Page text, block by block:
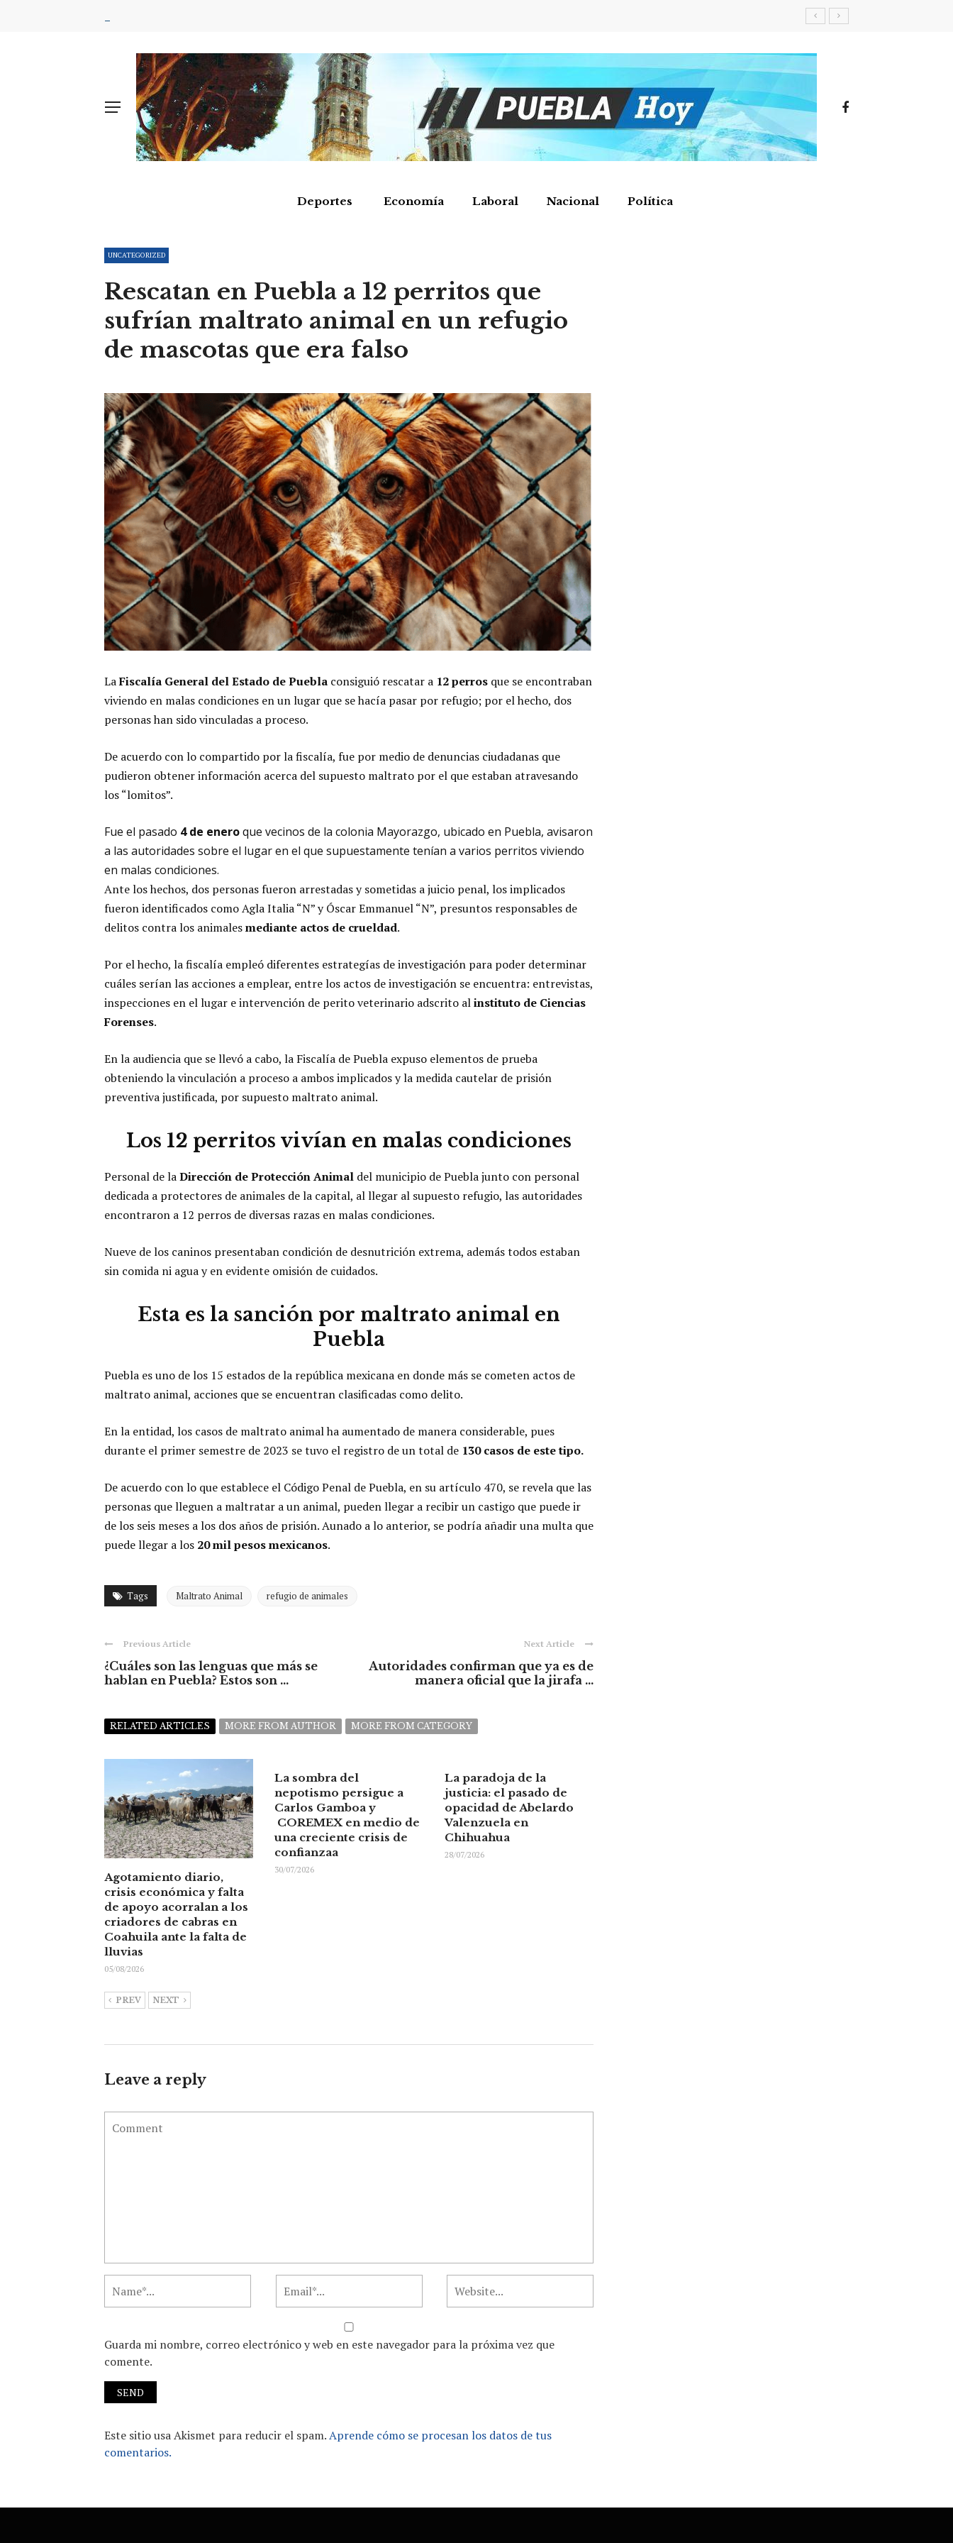
Deportes Economía Laboral Nacional Política
UNCATEGORIZED
Rescatan en Puebla a 12 perritos que
sufrían maltrato animal en un refugio
de mascotas que era falso
LaFiscalía General del Estado de Puebla consiguió rescatar a 12 perros que se encontraban
viviendo en malas condiciones en un lugar que se hacía pasar por refugio; por el hecho, dos
personas han sido vinculadas a proceso.
De acuerdo con lo compartido por la fiscalía, fue por medio de denuncias ciudadanas que
pudieron obtener información acerca del supuesto maltrato por el que estaban atravesando
los “lomitos”.
Fue el pasado 4 de eneroque vecinos de la colonia Mayorazgo, ubicado en Puebla, avisaron
a las autoridades sobre el lugar en el que supuestamente tenían a varios perritos viviendo
en malas condiciones.
Ante los hechos, dos personas fueron arrestadas y sometidas a juicio penal, los implicados
fueron identificados como Agla Italia “N” y Óscar Emmanuel “N”, presuntos responsables de
delitos contra los animalesmediante actos de crueldad.
Por el hecho, la fiscalía empleó diferentes estrategías de investigación para poder determinar
cuáles serían las acciones a emplear, entre los actos de investigación se encuentra: entrevistas,
inspecciones en el lugar e intervención de perito veterinario adscrito alinstituto de Ciencias
Forenses.
En la audiencia que se llevó a cabo, la Fiscalía de Puebla expuso elementos de prueba
obteniendo la vinculación a proceso a ambos implicados y la medida cautelar de prisión
preventiva justificada, por supuesto maltrato animal.
Los 12 perritos vivían en malas condiciones
Personal de laDirección de Protección Animal del municipio de Puebla junto con personal
dedicada a protectores de animales de la capital, al llegar al supuesto refugio, las autoridades
encontraron a 12 perros de diversas razas en malas condiciones.
Nueve de los caninos presentaban condición de desnutrición extrema, además todos estaban
sin comida ni agua y en evidente omisión de cuidados.
Esta es la sanción por maltrato animal en
Puebla
Puebla es uno de los 15 estados de la república mexicana en donde más se cometen actos de
maltrato animal, acciones que se encuentran clasificadas como delito.
En la entidad, los casos de maltrato animal ha aumentado de manera considerable, pues
durante el primer semestre de 2023 se tuvo el registro de un total de 130 casos de este tipo.
De acuerdo con lo que establece el Código Penal de Puebla, en su artículo 470, se revela que las
personas que lleguen a maltratar a un animal, pueden llegar a recibir un castigo que puede ir
de los seis meses a los dos años de prisión. Aunado a lo anterior, se podría añadir una multa que
puede llegar a los 20 mil pesos mexicanos.
Tags Maltrato Animal refugio de animales
Previous Article
¿Cuáles son las lenguas que más se
hablan en Puebla? Estos son ...
Next Article
Autoridades confirman que ya es de
manera oficial que la jirafa ...
RELATED ARTICLES MORE FROM AUTHOR MORE FROM CATEGORY
Agotamiento diario,
crisis económica y falta
de apoyo acorralan a los
criadores de cabras en
Coahuila ante la falta de
lluvias
05/08/2026
La sombra del
nepotismo persigue a
Carlos Gamboa y
COREMEX en medio de
una creciente crisis de
confianzaa
30/07/2026
La paradoja de la
justicia: el pasado de
opacidad de Abelardo
Valenzuela en
Chihuahua
28/07/2026
PREV NEXT
Leave a reply
Guarda mi nombre, correo electrónico y web en este navegador para la próxima vez que
comente.
Este sitio usa Akismet para reducir el spam.Aprende cómo se procesan los datos de tus
comentarios.